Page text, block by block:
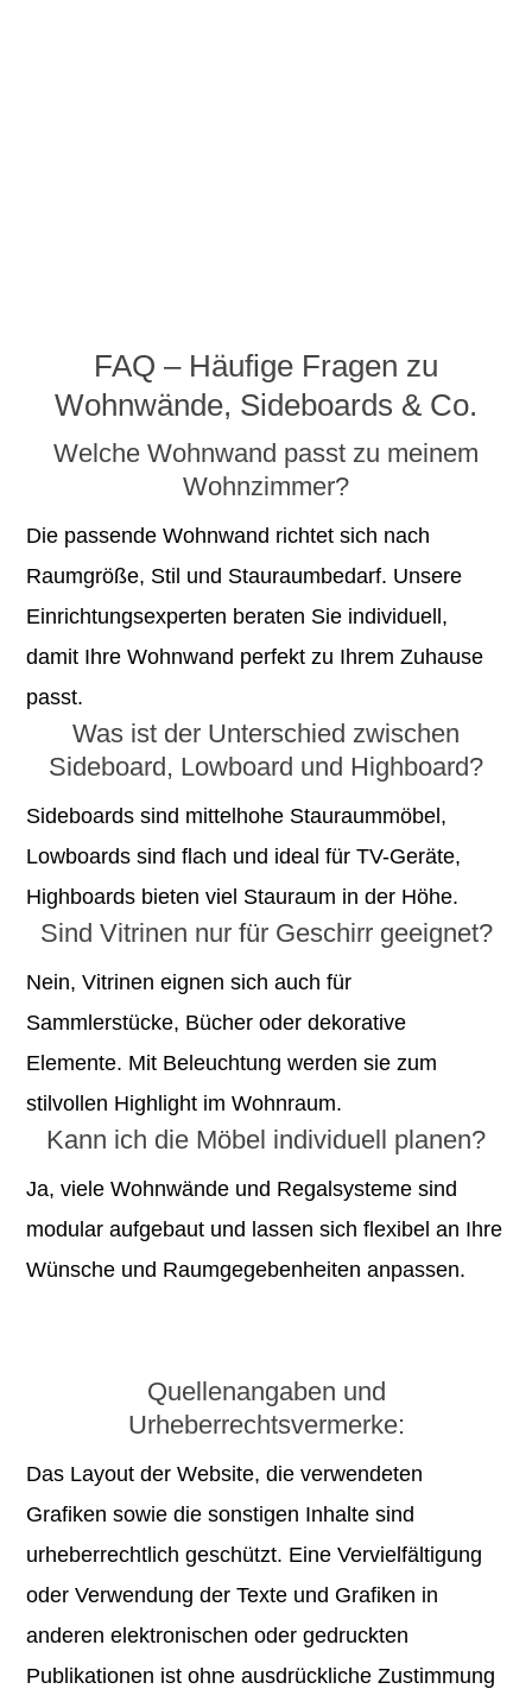
FAQ – Häufige Fragen zu
Wohnwände, Sideboards & Co.
Welche Wohnwand passt zu meinem
Wohnzimmer?
Die passende Wohnwand richtet sich nach
Raumgröße, Stil und Stauraumbedarf. Unsere
Einrichtungsexperten beraten Sie individuell,
damit Ihre Wohnwand perfekt zu Ihrem Zuhause
passt.
Was ist der Unterschied zwischen
Sideboard, Lowboard und Highboard?
Sideboards sind mittelhohe Stauraummöbel,
Lowboards sind flach und ideal für TV-Geräte,
Highboards bieten viel Stauraum in der Höhe.
Sind Vitrinen nur für Geschirr geeignet?
Nein, Vitrinen eignen sich auch für
Sammlerstücke, Bücher oder dekorative
Elemente. Mit Beleuchtung werden sie zum
stilvollen Highlight im Wohnraum.
Kann ich die Möbel individuell planen?
Ja, viele Wohnwände und Regalsysteme sind
modular aufgebaut und lassen sich flexibel an Ihre
Wünsche und Raumgegebenheiten anpassen.
Quellenangaben und
Urheberrechtsvermerke:
Das Layout der Website, die verwendeten
Grafiken sowie die sonstigen Inhalte sind
urheberrechtlich geschützt. Eine Vervielfältigung
oder Verwendung der Texte und Grafiken in
anderen elektronischen oder gedruckten
Publikationen ist ohne ausdrückliche Zustimmung